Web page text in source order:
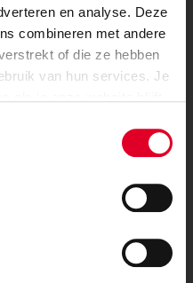
en analyse. Deze
combineren met andere
of die ze hebben
van hun services. Je
de voor- en achtergevel;
het trapgat.
aangegeven op welke
kunnen worden
kan worden gebruikt.
met het VNK
en ontwikkelingen